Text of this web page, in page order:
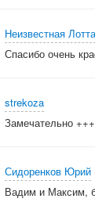
Припев:
-----------
Неизвестная Лотта
Спасибо очень
strekoza
Замечательно +++
Сидоренков Юрий
Вадим и Максим,